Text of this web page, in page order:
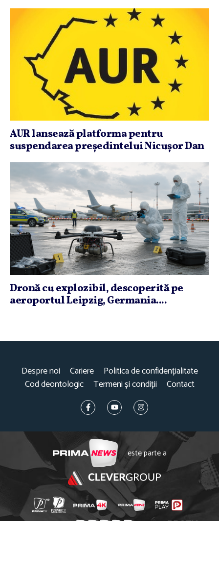
AUR lansează platforma pentru
suspendarea preşedintelui Nicuşor Dan
Dronă cu explozibil, descoperită pe
aeroportul Leipzig, Germania....
Despre noi Cariere
Politica de confidențialitate
Cod deontologic
Termeni și condiții Contact
este parte a